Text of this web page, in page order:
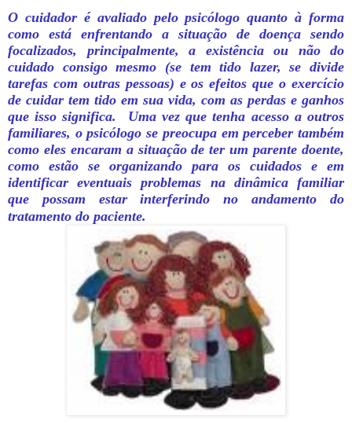
O cuidador é avaliado pelo psicólogo quanto à forma
como está enfrentando a situação de doença sendo
focalizados, principalmente, a existência ou não do
cuidado consigo mesmo (se tem tido lazer, se divide
tarefas com outras pessoas) e os efeitos que o exercício
de cuidar tem tido em sua vida, com as perdas e ganhos
que isso significa. Uma vez que tenha acesso a outros
familiares, o psicólogo se preocupa em perceber também
como eles encaram a situação de ter um parente doente,
como estão se organizando para os cuidados e em
identificar eventuais problemas na dinâmica familiar
que possam estar interferindo no andamento do
tratamento do paciente.